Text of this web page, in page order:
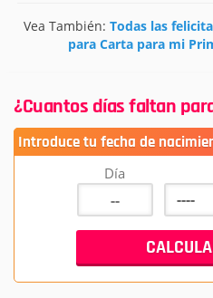
Vea También: Todas las
para Carta para mi
¿Cuantos días faltan
Introduce tu fecha de
Día